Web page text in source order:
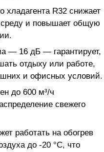
хладагента R32 снижает
и повышает общую
— 16 дБ — гарантирует,
отдыху или работе,
и офисных условий.
до 600 м³/ч
свежего
работать на обогрев
до -20 °C, что